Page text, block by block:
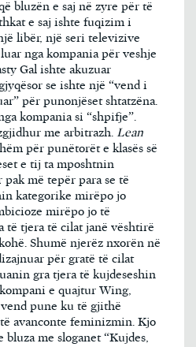
bluzën e saj në zyre për të
e saj ishte fuqizim i
libër, një seri televizive
nga kompania për veshje
Gal ishte akuzuar
se ishte një “vend i
për punonjëset shtatzëna.
kompania si “shpifje”.
me arbitrazh. Lean
për punëtorët e klasës së
e tij ta mposhtnin
më tepër para se të
kategorike mirëpo jo
mirëpo jo të
të tjera të cilat janë vështirë
Shumë njerëz nxorën në
për gratë të cilat
gra tjera të kujdeseshin
e quajtur Wing,
pune ku të gjithë
avanconte feminizmin. Kjo
me sloganet “Kujdes,